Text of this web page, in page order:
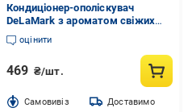
Кондиціонер-ополіскувач
DeLaMark з ароматом свіжих
трав Карпатських гір 2 л
оцінити
469 ₴/шт.
Cамовивіз Доставимо